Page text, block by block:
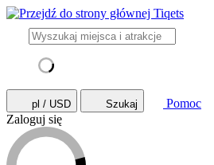
pl / USD Szukaj
Pomoc
Zaloguj się